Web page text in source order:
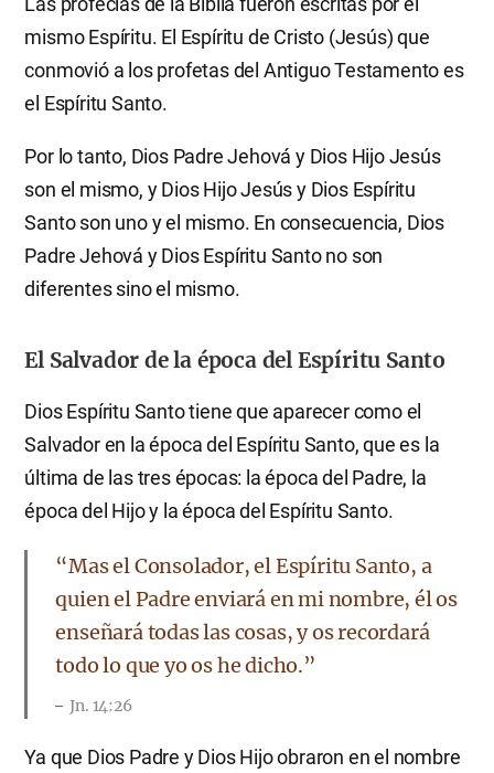
mismo Espíritu. El Espíritu de Cristo (Jesús) que
conmovió a los profetas del Antiguo Testamento es
el Espíritu Santo.
Por lo tanto, Dios Padre Jehová y Dios Hijo Jesús
son el mismo, y Dios Hijo Jesús y Dios Espíritu
Santo son uno y el mismo. En consecuencia, Dios
Padre Jehová y Dios Espíritu Santo no son
diferentes sino el mismo.
El Salvador de la época del Espíritu Santo
Dios Espíritu Santo tiene que aparecer como el
Salvador en la época del Espíritu Santo, que es la
última de las tres épocas: la época del Padre, la
época del Hijo y la época del Espíritu Santo.
​“Mas el Consolador, el Espíritu Santo, a
quien el Padre enviará en mi nombre, él os
enseñará todas las cosas, y os recordará
todo lo que yo os he dicho.”
Jn. 14:26
Ya que Dios Padre y Dios Hijo obraron en el nombre